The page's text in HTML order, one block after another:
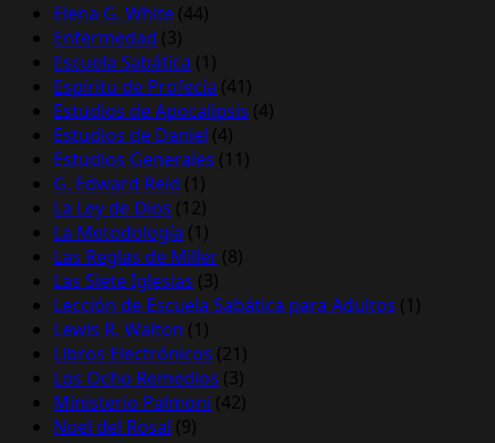
Elena G. White (44)
Enfermedad (3)
Escuela Sabática (1)
Espíritu de Profecía (41)
Estudios de Apocalipsis (4)
Estudios de Daniel (4)
Estudios Generales (11)
G. Edward Reid (1)
La Ley de Dios (12)
La Metodología (1)
Las Reglas de Miller (8)
Las Siete Iglesias (3)
Lección de Escuela Sabática para Adultos (1)
Lewis R. Walton (1)
Libros Electrónicos (21)
Los Ocho Remedios (3)
Ministerio Palmoni (42)
Noel del Rosal (9)